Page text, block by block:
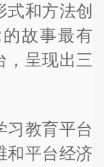
和方法创
故事最有
，呈现出三
习教育平台
和平台经济